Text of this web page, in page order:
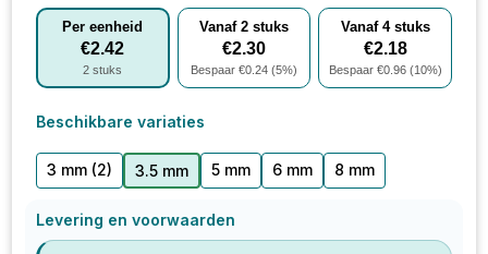
Per eenheid
€2.42
2 stuks
Vanaf 2 stuks
€2.30
Bespaar €0.24 (5%)
Vanaf 4stuks
€2.18
Bespaar €0.96(10%)
Beschikbare variaties
3 mm (2) 3.5 mm 5 mm 6 mm 8 mm
Levering en voorwaarden